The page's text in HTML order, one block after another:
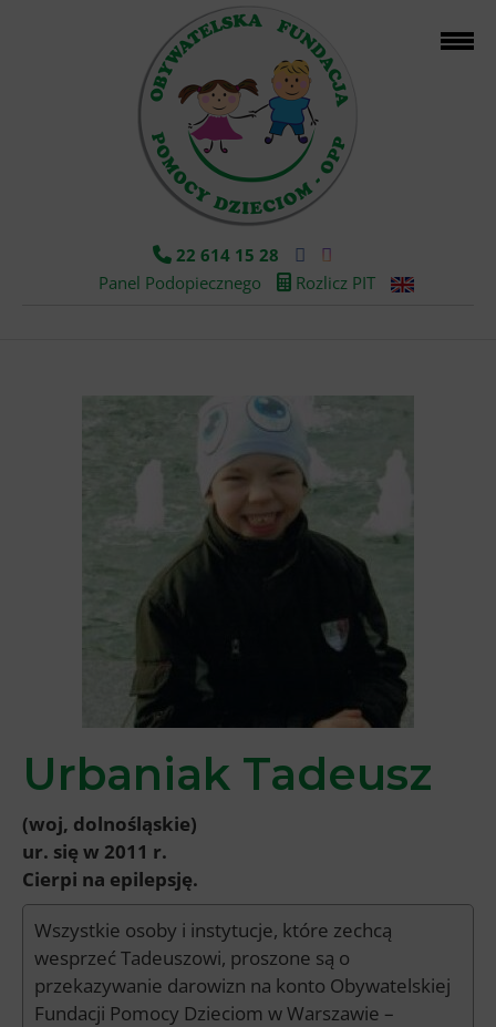
22 614 15 28
Panel Podopiecznego
Rozlicz PIT
Urbaniak Tadeusz
(woj, dolnośląskie)
ur. się w 2011 r.
Cierpi na epilepsję.
Wszystkie osoby i instytucje, które zechcą
wesprzeć Tadeuszowi, proszone są o
przekazywanie darowizn na konto Obywatelskiej
Fundacji Pomocy Dzieciom w Warszawie –